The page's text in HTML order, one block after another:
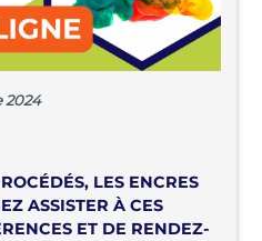
2024
LES ENCRES
ASSISTER À CES
ET DE RENDEZ-